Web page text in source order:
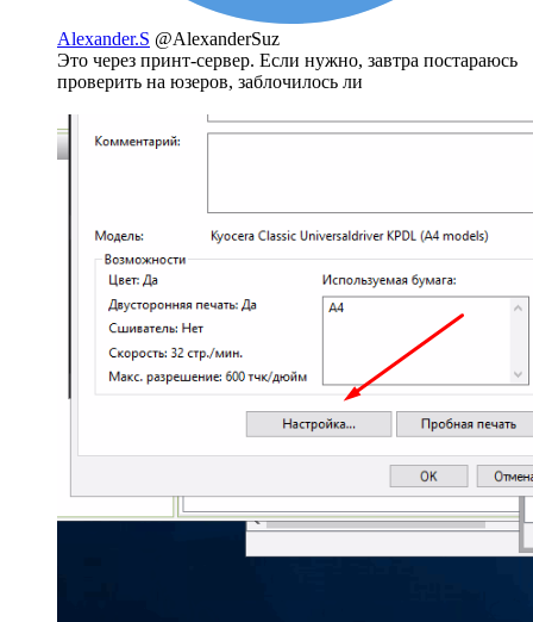
Alexander.S @AlexanderSuz
Это через принт-сервер. Если нужно, завтра постараюсь
проверить на юзеров, заблочилось ли